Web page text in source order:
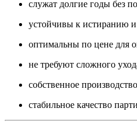
служат долгие годы без
устойчивы к истиранию
оптимальны по цене для
не требуют сложного
собственное
стабильное качество